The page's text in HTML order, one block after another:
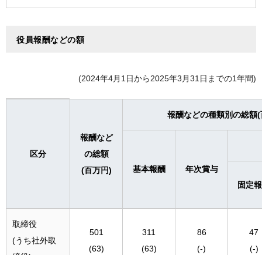
役員報酬などの額
(2024年4月1日から2025年3月31日までの1年間)
区分
報酬など
の総額
(百万円)
報酬などの種類別の総額
基本報酬
年次賞与
固定
取締役
(うち社外取
501
(63)
311
(63)
86
(-)
47
(-)